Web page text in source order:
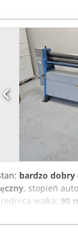
bardzo dobry
, stopień
wałka: 90
, całkowita